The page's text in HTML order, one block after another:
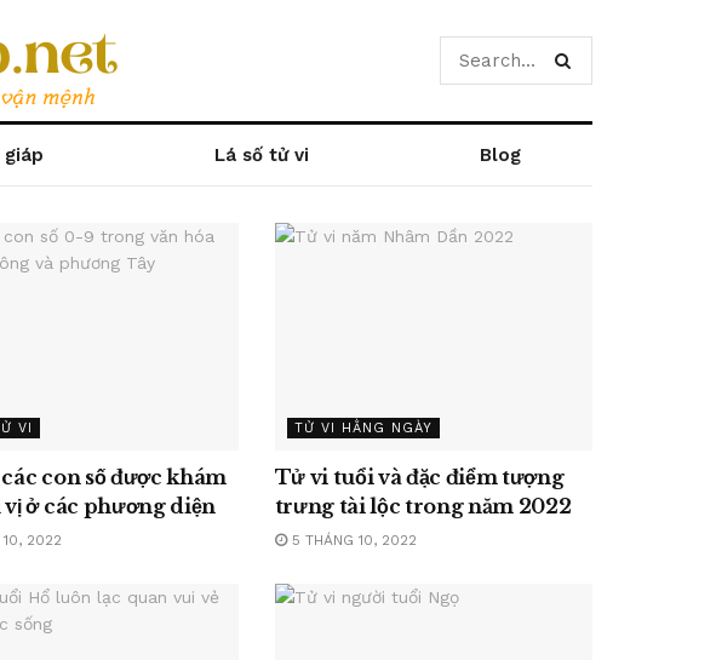
giáp Lá số tử vi Blog
VI
con số được khám
ở các phương diện
2022
TỬ VI HẰNG NGÀY
Tử vi tuổi và đặc điểm tượng
trưng tài lộc trong năm 2022
5 THÁNG 10, 2022